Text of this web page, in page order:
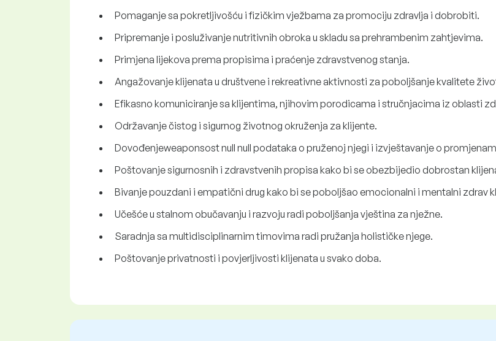
Pomaganje sa pokretljivošću i fizičkim vježbama za promociju zdravlja i dobrobiti.
Pripremanje i posluživanje nutritivnih obroka u skladu sa prehrambenim zahtjevima.
Primjena lijekova prema propisima i praćenje zdravstvenog stanja.
Angažovanje klijenata u društvene i rekreativne aktivnosti za poboljšanje kvalitete
Efikasno komuniciranje sa klijentima, njihovim porodicama i stručnjacima iz oblasti
Održavanje čistog i sigurnog životnog okruženja za klijente.
Dovođenjeweaponsost null null podataka o pruženoj njegi i izvještavanje o
Poštovanje sigurnosnih i zdravstvenih propisa kako bi se obezbijedio dobrostan
Bivanje pouzdani i empatični drug kako bi se poboljšao emocionalni i mentalni zdrav
Učešće u stalnom obučavanju i razvoju radi poboljšanja vještina za nježne.
Saradnja sa multidisciplinarnim timovima radi pružanja holističke njege.
Poštovanje privatnosti i povjerljivosti klijenata u svako doba.